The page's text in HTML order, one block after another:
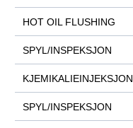
HOT OIL FLUSHING
SPYL/INSPEKSJON
KJEMIKALIEINJEKSJON
SPYL/INSPEKSJON